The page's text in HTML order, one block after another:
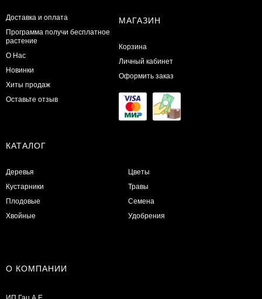
Доставка и оплата
Программа получи бесплатное
растение
О Нас
Новинки
Хиты продаж
Оставьте отзыв
МАГАЗИН
Корзина
Личный кабинет
Оформить заказ
КАТАЛОГ
Деревья
Кустарники
Плодовые
Хвойные
Цветы
Травы
Семена
Удобрения
О КОМПАНИИ